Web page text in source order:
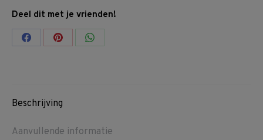
Deel dit met je vrienden!
Share Share Share
Beschrijving
Aanvullende informatie